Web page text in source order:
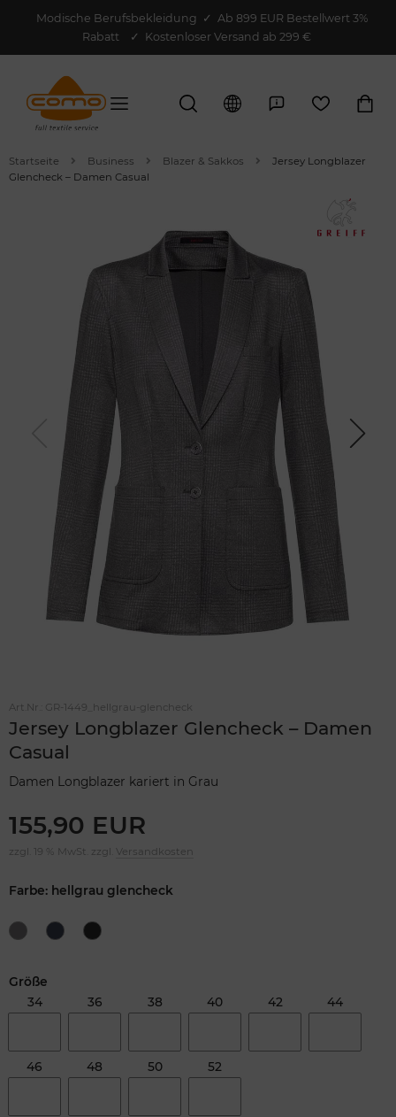
Modische Berufsbekleidung ✓ Ab 899 EUR Bestellwert 3%
Rabatt
✓ Kostenloser Versand ab 299 €
Startseite Business Blazer & Sakkos
Jersey Longblazer
Glencheck – Damen Casual
Next
Art.Nr.: GR-1449_hellgrau-glencheck
Jersey Longblazer Glencheck – Damen
Casual
Damen Longblazer kariert in Grau
155,90 EUR
zzgl. 19 % MwSt. zzgl. Versandkosten
Farbe: hellgrau glencheck
Größe
34
36 38 40 42 44
46 48 50 52